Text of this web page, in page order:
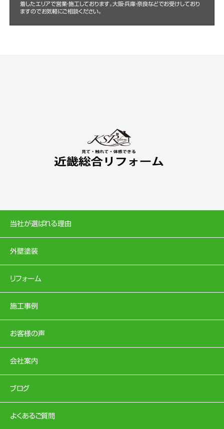
着したエリアで営業・施工しております。大阪・兵庫・奈良などでお受けしており
ますのでお気軽にご相談ください。
当社が選ばれる理由
外壁塗装
リフォーム
施工事例
お客様の声
会社案内
ブログ
よくあるご質問